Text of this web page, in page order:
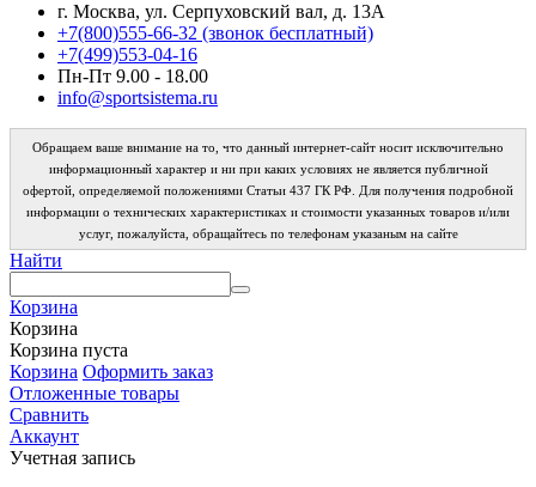
г. Москва, ул. Серпуховский вал, д. 13А
+7(800)555-66-32 (звонок бесплатный)
+7(499)553-04-16
Пн-Пт 9.00 - 18.00
info@sportsistema.ru
Обращаем ваше внимание на то, что данный интернет-сайт носит исключительно
информационный характер и ни при каких условиях не является публичной
офертой, определяемой положениями Статьи 437 ГК РФ. Для получения подробной
информации о технических характеристиках и стоимости указанных товаров и/или
услуг, пожалуйста, обращайтесь по телефонам указаным на сайте
Найти
Корзина
Корзина
Корзина пуста
Корзина Оформить заказ
Отложенные товары
Сравнить
Аккаунт
Учетная запись